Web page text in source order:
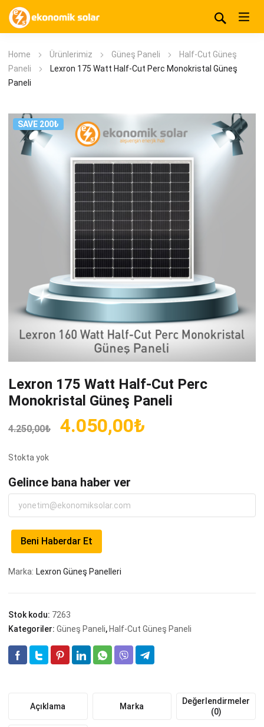
Home Ürünlerimiz Güneş Paneli
Half-Cut Güneş
Paneli
Lexron 175 Watt Half-Cut Perc Monokristal Güneş
Paneli
SAVE 200₺
Lexron 175 Watt Half-Cut Perc
Monokristal Güneş Paneli
4.250,00₺
Orijinal
4.050,00₺
Stokta yok
Gelince bana haber ver
Beni Haberdar Et
Marka: Lexron Güneş Panelleri
Stok kodu: 7263
Kategoriler: Güneş Paneli, Half-Cut Güneş Paneli
Açıklama Marka
Değerlendirmeler
(0)